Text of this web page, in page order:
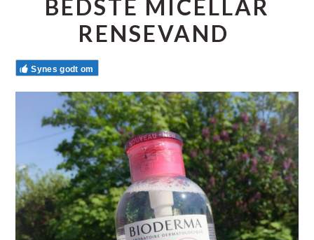
BEDSTE MICELLAR
RENSEVAND
Synes godt om